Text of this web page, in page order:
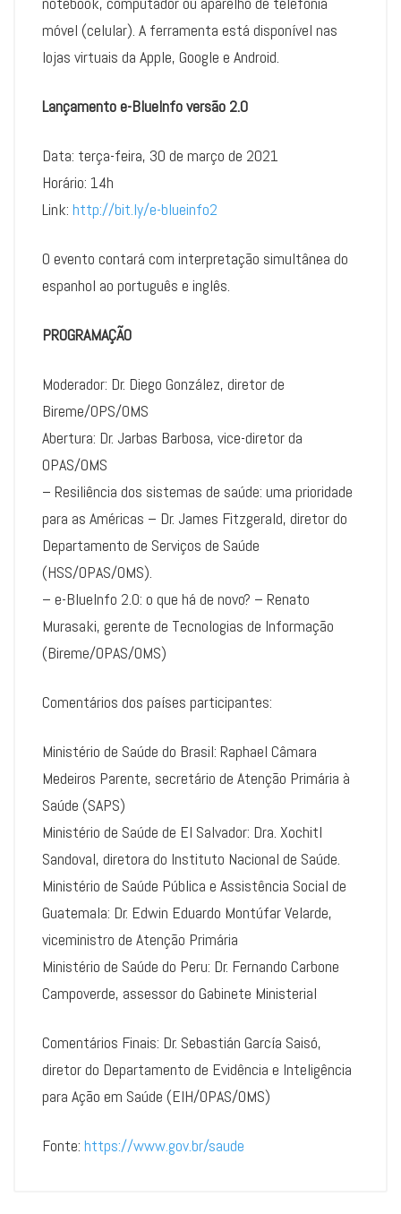
móvel (celular). A ferramenta está disponível nas
lojas virtuais da Apple, Google e Android.
Lançamento e-BlueInfoversão 2.0
Data: terça-feira, 30 de março de 2021
Horário: 14h
Link: http://bit.ly/e-blueinfo2
O evento contará com interpretação simultânea do
espanhol ao português e inglês.
PROGRAMAÇÃO
Moderador: Dr. Diego González, diretor de
Bireme/OPS/OMS
Abertura: Dr. Jarbas Barbosa, vice-diretor da
OPAS/OMS
– Resiliência dos sistemas de saúde: uma prioridade
para as Américas – Dr. James Fitzgerald, diretor do
Departamento de Serviços de Saúde
(HSS/OPAS/OMS).
– e-BlueInfo 2.0: o que há de novo? – Renato
Murasaki, gerente de Tecnologias de Informação
(Bireme/OPAS/OMS)
Comentários dos países participantes:
Ministério de Saúde do Brasil: Raphael Câmara
Medeiros Parente, secretário de Atenção Primária à
Saúde (SAPS)
Ministério de Saúde de El Salvador: Dra. Xochitl
Sandoval, diretora do Instituto Nacional de Saúde.
Ministério de Saúde Pública e Assistência Social de
Guatemala: Dr. Edwin Eduardo Montúfar Velarde,
viceministro de Atenção Primária
Ministério de Saúde do Peru: Dr. Fernando Carbone
Campoverde, assessor do Gabinete Ministerial
Comentários Finais: Dr. Sebastián García Saisó,
diretor do Departamento de Evidência e Inteligência
para Ação em Saúde (EIH/OPAS/OMS)
Fonte: https://www.gov.br/saude